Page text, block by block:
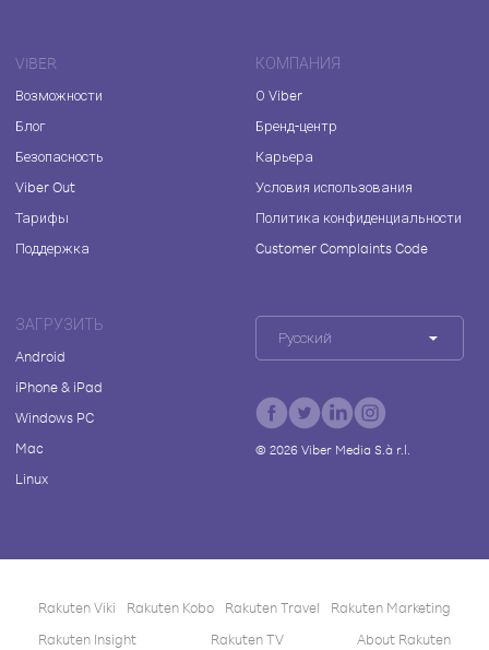
VIBER
Возможности
Блог
Безопасность
Viber Out
Тарифы
Поддержка
КОМПАНИЯ
О Viber
Бренд-центр
Карьера
Условия использования
Политика конфиденциальности
Customer Complaints Code
ЗАГРУЗИТЬ
Android
iPhone & iPad
Windows PC
Mac
Linux
Русский
© 2026Viber Media S.à r.l.
Rakuten Viki Rakuten Kobo Rakuten Travel
Rakuten Marketing
Rakuten Insight
Rakuten TV About Rakuten